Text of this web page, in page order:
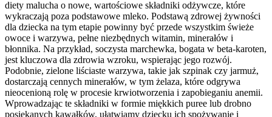
diety malucha o nowe, wartościowe składniki odżywcze, które
wykraczają poza podstawowe mleko. Podstawą zdrowej żywności
dla dziecka na tym etapie powinny być przede wszystkim świeże
owoce i warzywa, pełne niezbędnych witamin, minerałów i
błonnika. Na przykład, soczysta marchewka, bogata w beta-karoten,
jest kluczowa dla zdrowia wzroku, wspierając jego rozwój.
Podobnie, zielone liściaste warzywa, takie jak szpinak czy jarmuż,
dostarczają cennych minerałów, w tym żelaza, które odgrywa
nieocenioną rolę w procesie krwiotworzenia i zapobieganiu anemii.
Wprowadzając te składniki w formie miękkich puree lub drobno
posiekanych kawałków, ułatwiamy dziecku ich spożywanie i